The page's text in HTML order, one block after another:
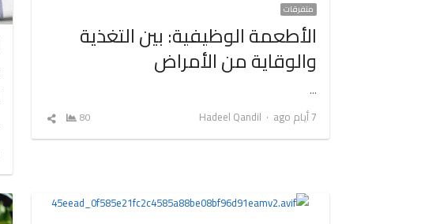
متفرقات
الأطعمة الوظيفية: بين التغذية
والوقاية من الأمراض
…
7 أيام ago
Author
Hadeel Qandil
80
شارك